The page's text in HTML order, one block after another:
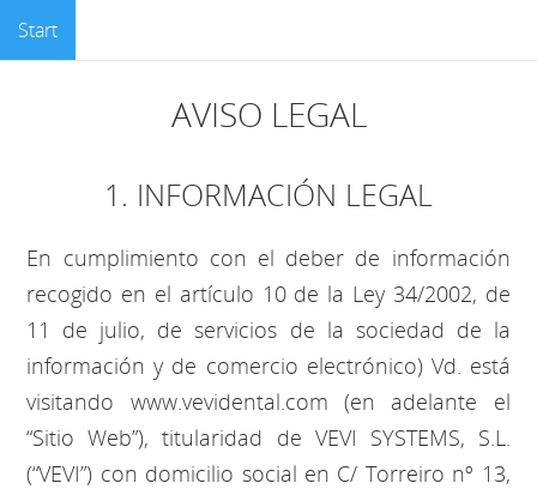
Start
AVISO LEGAL
1. INFORMACIÓN LEGAL
En cumplimiento con el deber de información
recogido en el artículo 10 de la Ley 34/2002, de
11 de julio, de servicios de la sociedad de la
información y de comercio electrónico) Vd. está
visitando www.vevidental.com (en adelante el
“Sitio Web”), titularidad de VEVI SYSTEMS, S.L.
(“VEVI”) con domicilio social en C/ Torreiro nº 13,